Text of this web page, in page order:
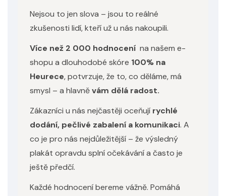
Nejsou to jen slova – jsou to reálné
zkušenosti lidí, kteří už u nás nakoupili.
Více než 2 000 hodnocení na našem e-
shopu a dlouhodobé skóre 100% na
Heurece, potvrzuje, že to, co děláme, má
smysl – a hlavněvám dělá radost.
Zákazníci u nás nejčastěji oceňují rychlé
dodání, pečlivé zabalení a komunikaci. A
co je pro nás nejdůležitější – že výsledný
plakát opravdu splní očekávání a často je
ještě předčí.
Každé hodnocení bereme vážně. Pomáhá